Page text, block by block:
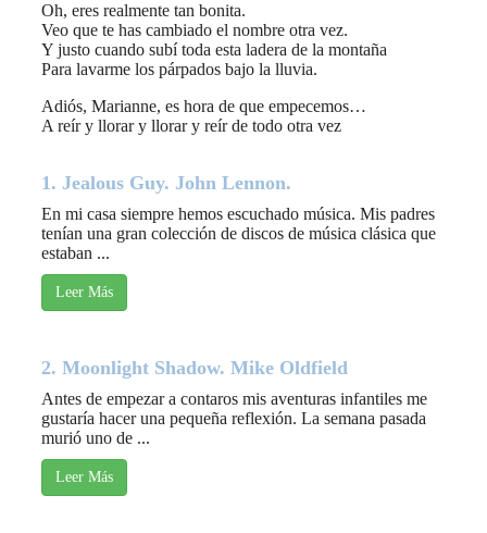
Oh, eres realmente tan bonita.
Veo que te has cambiado el nombre otra vez.
Y justo cuando subí toda esta ladera de la montaña
Para lavarme los párpados bajo la lluvia.
Adiós, Marianne, es hora de que empecemos…
A reír y llorar y llorar y reír de todo otra vez
1. Jealous Guy. John Lennon.
En mi casa siempre hemos escuchado música. Mis padres
tenían una gran colección de discos de música clásica que
estaban ...
Leer Más
2. Moonlight Shadow. Mike Oldfield
Antes de empezar a contaros mis aventuras infantiles me
gustaría hacer una pequeña reflexión. La semana pasada
murió uno de ...
Leer Más